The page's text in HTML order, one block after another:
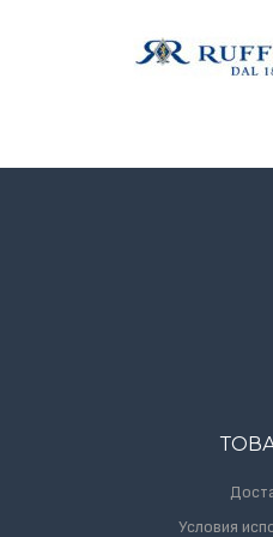
Условия